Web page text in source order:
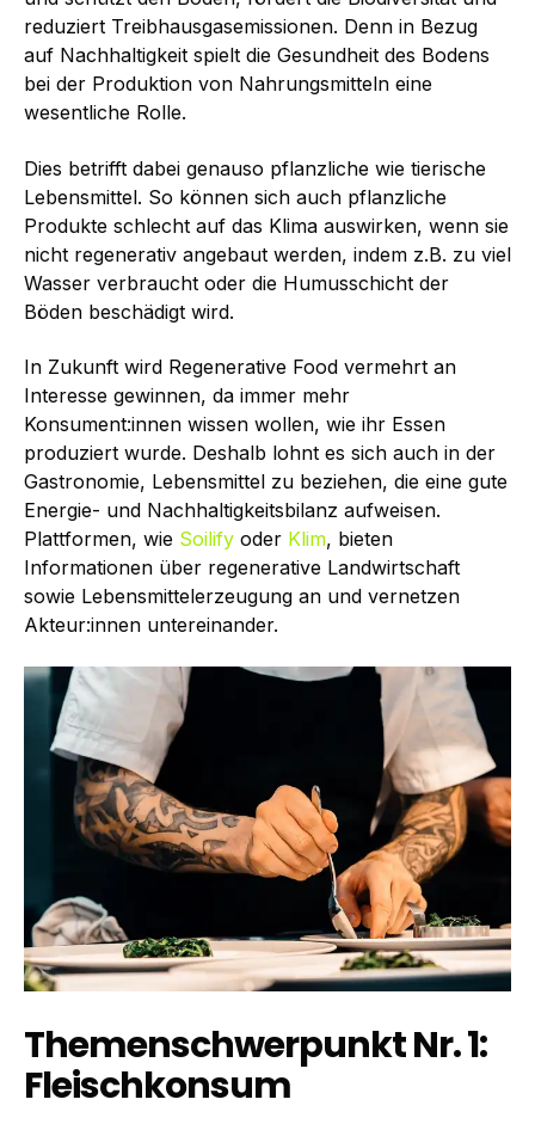
reduziert Treibhausgasemissionen. Denn in Bezug
auf Nachhaltigkeit spielt die Gesundheit des Bodens
bei der Produktion von Nahrungsmitteln eine
wesentliche Rolle.
Dies betrifft dabei genauso pflanzliche wie tierische
Lebensmittel. So können sich auch pflanzliche
Produkte schlecht auf das Klima auswirken, wenn sie
nicht regenerativ angebaut werden, indem z.B. zu viel
Wasser verbraucht oder die Humusschicht der
Böden beschädigt wird.
In Zukunft wird Regenerative Food vermehrt an
Interesse gewinnen, da immer mehr
Konsument:innen wissen wollen, wie ihr Essen
produziert wurde. Deshalb lohnt es sich auch in der
Gastronomie, Lebensmittel zu beziehen, die eine gute
Energie- und Nachhaltigkeitsbilanz aufweisen.
Plattformen, wie Soilify oder Klim, bieten
Informationen über regenerative Landwirtschaft
sowie Lebensmittelerzeugung an und vernetzen
Akteur:innen untereinander.
Themenschwerpunkt Nr. 1:
Fleischkonsum